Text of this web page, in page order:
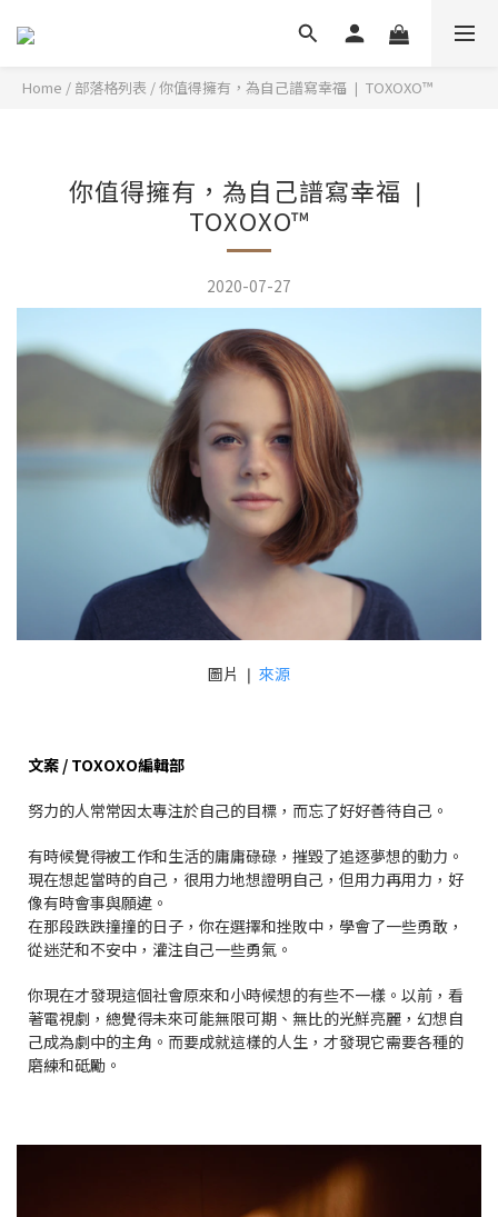
Home / 部落格列表 /你值得擁有，為自己譜寫幸福 ❘ TOXOXO™
你值得擁有，為自己譜寫幸福 ❘
TOXOXO™
2020-07-27
圖片 ❘ 來源
文案 / TOXOXO編輯部
努力的人常常因太專注於自己的目標，而忘了好好善待自己。
有時候覺得被工作和生活的庸庸碌碌，摧毀了追逐夢想的動力。
現在想起當時的自己，很用力地想證明自己，但用力再用力，好
像有時會事與願違。
在那段跌跌撞撞的日子，你在選擇和挫敗中，學會了一些勇敢，
從迷茫和不安中，灌注自己一些勇氣。
你現在才發現這個社會原來和小時候想的有些不一樣。以前，看
著電視劇，總覺得未來可能無限可期、無比的光鮮亮麗，幻想自
己成為劇中的主角。而要成就這樣的人生，才發現它需要各種的
磨練和砥勵。